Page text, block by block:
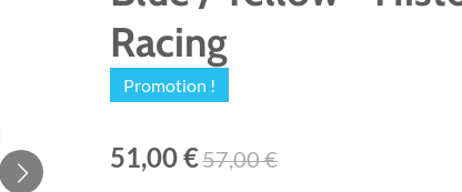
Racing
Promotion !
51,00 €57,00 €